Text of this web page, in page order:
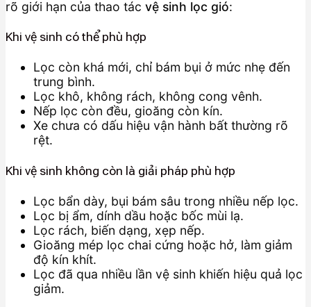
rõ giới hạn của thao tác vệ sinh lọc gió:
Khi vệ sinh có thể phù hợp
Lọc còn khá mới, chỉ bám bụi ở mức nhẹ đến
trung bình.
Lọc khô, không rách, không cong vênh.
Nếp lọc còn đều, gioăng còn kín.
Xe chưa có dấu hiệu vận hành bất thường rõ
rệt.
Khi vệ sinh không còn là giải pháp phù hợp
Lọc bẩn dày, bụi bám sâu trong nhiều nếp lọc.
Lọc bị ẩm, dính dầu hoặc bốc mùi lạ.
Lọc rách, biến dạng, xẹp nếp.
Gioăng mép lọc chai cứng hoặc hở, làm giảm
độ kín khít.
Lọc đã qua nhiều lần vệ sinh khiến hiệu quả lọc
giảm.